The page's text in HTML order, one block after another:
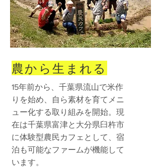
農から生まれる
15年前から、千葉県流山で米作
りを始め、自ら素材を育てメニ
ュー化する取り組みを開始。現
在は千葉県富津と大分県臼杵市
に体験型農民カフェとして、宿
泊も可能なファームが機能して
います。